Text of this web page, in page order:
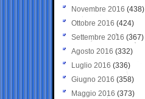
Novembre 2016 (438)
Ottobre 2016 (424)
Settembre 2016 (367)
Agosto 2016 (332)
Luglio 2016 (336)
Giugno 2016 (358)
Maggio 2016 (373)